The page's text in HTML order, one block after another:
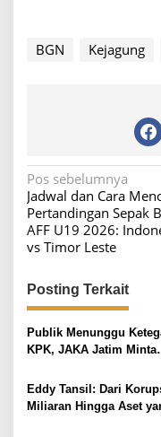
BGN Kejagung
N
a
v
i
g
a
s
i
o
Pos sebelumnya
Jadwal dan Cara
Pertandingan Sepak
AFF U19 2026:
vs Timor Leste
Posting Terkait
Publik Menunggu
KPK, JAKA Jatim Minta
Dana Hibah Segera
Eddy Tansil: Dari
Miliaran Hingga Aset